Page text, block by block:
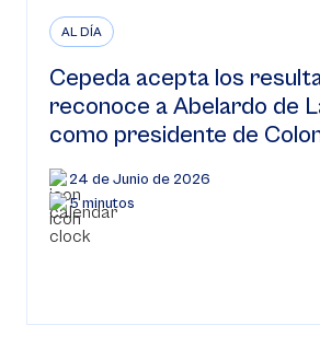
AL DÍA
Cepeda acepta los
reconoce a Abelardo de
como presidente de
24 de Junio de 2026
5 minutos